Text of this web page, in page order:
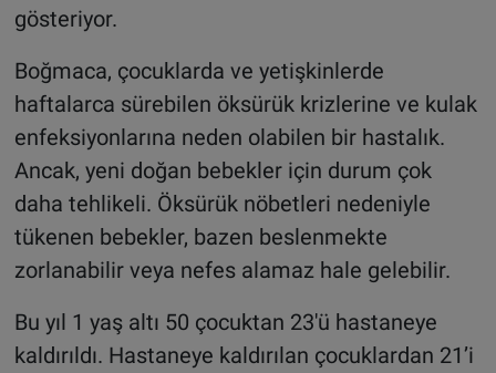
gösteriyor.
Boğmaca, çocuklarda ve yetişkinlerde
haftalarca sürebilen öksürük krizlerine ve kulak
enfeksiyonlarına neden olabilen bir hastalık.
Ancak, yeni doğan bebekler için durum çok
daha tehlikeli. Öksürük nöbetleri nedeniyle
tükenen bebekler, bazen beslenmekte
zorlanabilir veya nefes alamaz hale gelebilir.
Bu yıl 1 yaş altı 50 çocuktan 23'ü hastaneye
kaldırıldı. Hastaneye kaldırılan çocuklardan 21’i